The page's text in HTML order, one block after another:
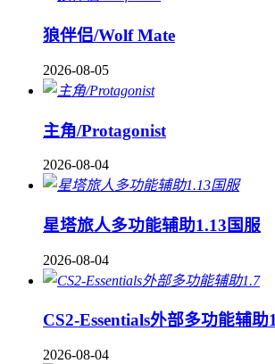
狼伴侣/Wolf Mate
2026-08-05
主角/Protagonist
2026-08-04
星塔旅人多功能辅助1.13国服
2026-08-04
CS2-Essentials外部多功能辅助
2026-08-04